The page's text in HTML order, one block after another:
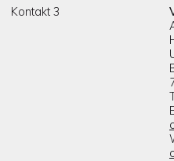
Kontakt 3